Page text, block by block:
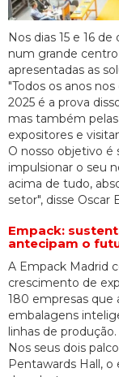
Nos dias 15 e 16
num grande
apresentadas as
"Todos os anos
2025 é a prova
mas também
expositores e
O nosso objetivo é
impulsionar o seu
acima de tudo,
setor", disse Oscar
Empack:
antecipam o
A Empack Madrid
crescimento de
180 empresas que
embalagens
linhas de produção.
Nos seus dois
Pentawards Hall,